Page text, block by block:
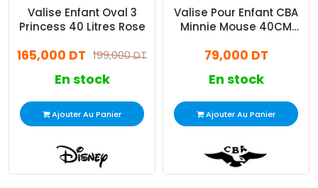
Valise Enfant Oval 3
Princess 40 Litres Rose
199,000 DT
165,000 DT
En stock
Ajouter Au Panier
Valise Pour Enfant CBA
Minnie Mouse 40CM
79,000 DT
En stock
Ajouter Au Panier